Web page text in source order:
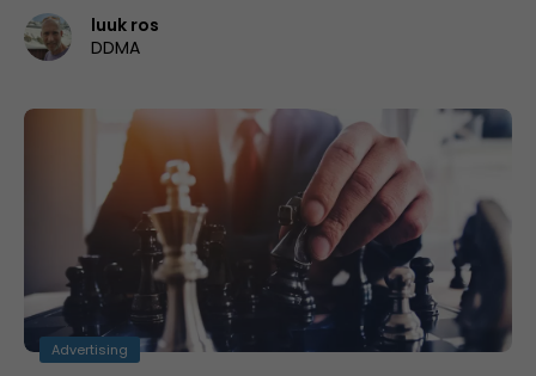
luuk ros
DDMA
Advertising